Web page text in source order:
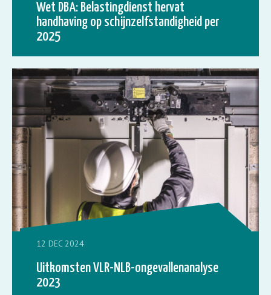
Wet DBA: Belastingdienst hervat
handhaving op schijnzelfstandigheid per
2025
12 DEC 2024
Uitkomsten VLR-NLB-ongevallenanalyse
2023